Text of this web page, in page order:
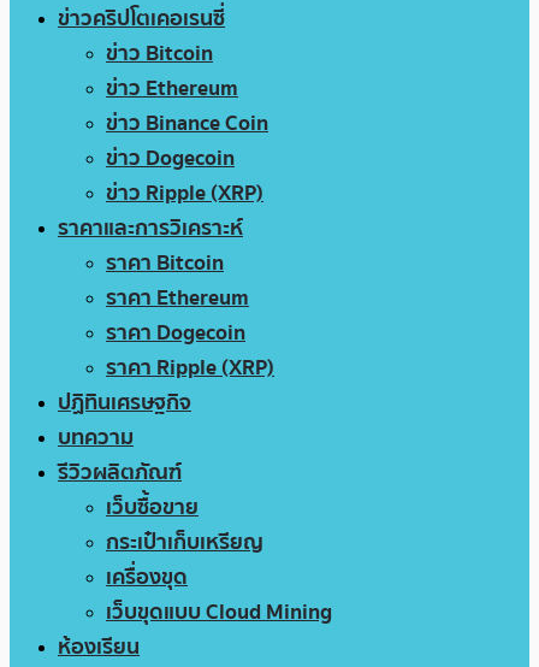
ข่าวคริปโตเคอเรนซี่
ข่าว Bitcoin
ข่าว Ethereum
ข่าว Binance Coin
ข่าว Dogecoin
ข่าว Ripple (XRP)
ราคาและการวิเคราะห์
ราคา Bitcoin
ราคา Ethereum
ราคา Dogecoin
ราคา Ripple (XRP)
ปฏิทินเศรษฐกิจ
บทความ
รีวิวผลิตภัณฑ์
เว็บซื้อขาย
กระเป๋าเก็บเหรียญ
เครื่องขุด
เว็บขุดแบบ Cloud Mining
ห้องเรียน